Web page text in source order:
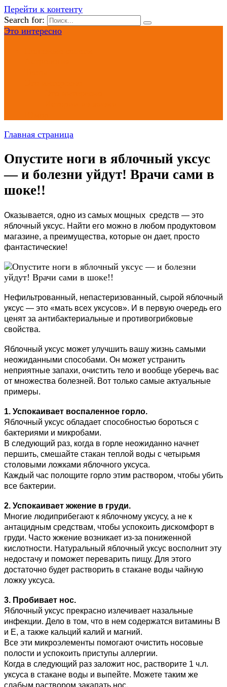
Перейти к контенту
Search for:
Это интересно
Главная страница
Опустите ноги в яблочный уксус
— и болезни уйдут! Врачи сами в
шоке!!
Оказывается, одно из самых мощных средств — это
яблочный уксус. Найти его можно в любом продуктовом
магазине, а преимущества, которые он дает, просто
фантастические!
Нефильтрованный, непастеризованный, сырой яблочный
уксус — это «мать всех уксусов». И в первую очередь его
ценят за антибактериальные и противогрибковые
свойства.
Яблочный уксус может улучшить вашу жизнь самыми
неожиданными способами. Он может устранить
неприятные запахи, очистить тело и вообще уберечь вас
от множества болезней. Вот только самые актуальные
примеры.
1. Успокаивает воспаленное горло.
Яблочный уксус обладает способностью бороться с
бактериями и микробами.
В следующий раз, когда в горле неожиданно начнет
першить, смешайте стакан теплой воды с четырьмя
столовыми ложками яблочного уксуса.
Каждый час полощите горло этим раствором, чтобы убить
все бактерии.
2. Успокаивает жжение в груди.
Многие людиприбегают к яблочному уксусу, а не к
антацидным средствам, чтобы успокоить дискомфорт в
груди. Часто жжение возникает из-за пониженной
кислотности. Натуральный яблочный уксус восполнит эту
недостачу и поможет переварить пищу. Для этого
достаточно будет растворить в стакане воды чайную
ложку уксуса.
3. Пробивает нос.
Яблочный уксус прекрасно излечивает назальные
инфекции. Дело в том, что в нем содержатся витамины В
и Е, а также кальций калий и магний.
Все эти микроэлементы помогают очистить носовые
полости и успокоить приступы аллергии.
Когда в следующий раз заложит нос, растворите 1 ч.л.
уксуса в стакане воды и выпейте. Можете таким же
слабым раствором закапать нос.